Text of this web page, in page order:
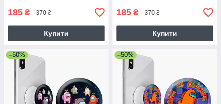
185 ₴ 370 ₴
Купити
185 ₴ 370 ₴
Купити
–50% –50%